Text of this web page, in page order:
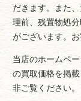
だきます。また
理前、残置物処
がございます。
当店のホームペ
の買取価格を掲
非ご覧ください。